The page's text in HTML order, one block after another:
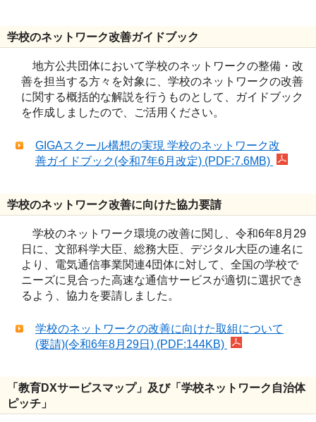
学校のネットワーク改善ガイドブック
地方公共団体において学校のネットワークの整備・改
善を担当する方々を対象に、学校のネットワークの改善
に関する概括的な解説を行うものとして、ガイドブック
を作成しましたので、ご活用ください。
GIGAスクール構想の実現 学校のネットワーク改
善ガイドブック(令和7年6月改定) (PDF:7.6MB)
学校のネットワーク改善に向けた協力要請
学校のネットワーク環境の改善に関し、令和6年8月29
日に、文部科学大臣、総務大臣、デジタル大臣の連名に
より、電気通信事業関連4団体に対して、全国の学校で
ニーズに見合った高速な通信サービスが適切に選択でき
るよう、協力を要請しました。
学校のネットワークの改善に向けた取組について
(要請)(令和6年8月29日) (PDF:144KB)
「教育DXサービスマップ」及び「学校ネットワーク自治体
ピッチ」